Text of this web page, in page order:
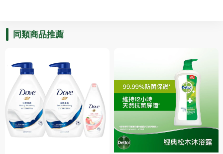
同類商品推薦